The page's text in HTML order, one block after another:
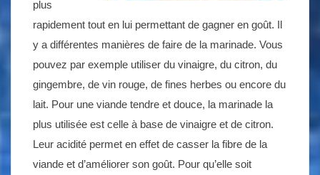
plus
rapidement tout en lui permettant de gagner en goût. Il
y a différentes manières de faire de la marinade. Vous
pouvez par exemple utiliser du vinaigre, du citron, du
gingembre, de vin rouge, de fines herbes ou encore du
lait. Pour une viande tendre et douce, la marinade la
plus utilisée est celle à base de vinaigre et de citron.
Leur acidité permet en effet de casser la fibre de la
viande et d’améliorer son goût. Pour qu’elle soit